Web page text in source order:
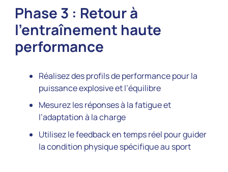
Phase 3 : Retour à
l’entraînement haute
performance
Réalisez des profils de performance pour la
puissance explosive et l’équilibre
Mesurez les réponses à la fatigue et
l’adaptation à la charge
Utilisez le feedback en temps réel pour guider
la condition physique spécifique au sport